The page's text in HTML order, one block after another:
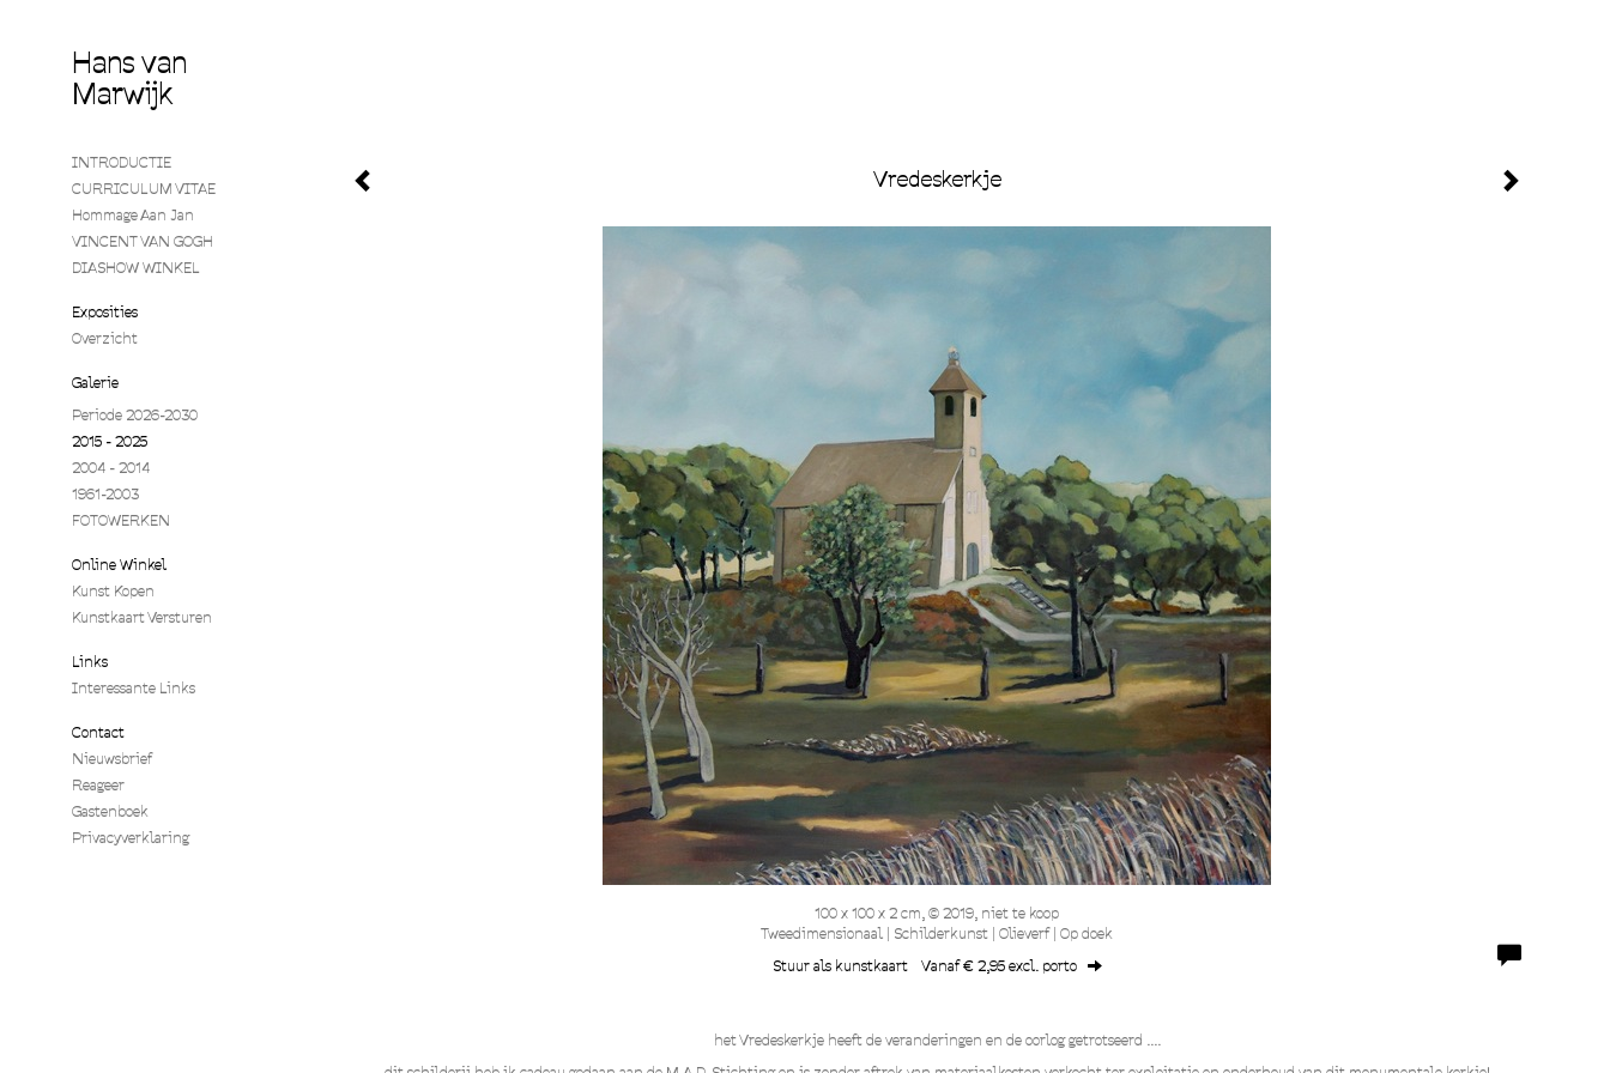
Vredeskerkje
100 x 100 x 2 cm, © 2019, niet te koop
Tweedimensionaal | Schilderkunst | Olieverf | Op doek
Stuur als kunstkaart Vanaf € 2,95 excl. porto
het Vredeskerkje heeft de veranderingen en de oorlog getrotseerd ....
Hans van
Marwijk
INTRODUCTIE
CURRICULUM VITAE
Hommage Aan Jan
VINCENT VAN GOGH
DIASHOW WINKEL
Exposities
Overzicht
Galerie
Periode 2026-2030
2015 - 2025
2004 - 2014
1961-2003
FOTOWERKEN
Online Winkel
Kunst Kopen
Kunstkaart Versturen
Links
Interessante Links
Contact
Nieuwsbrief
Reageer
Gastenboek
Privacyverklaring